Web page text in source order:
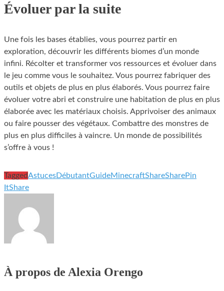
Évoluer par la suite
Une fois les bases établies, vous pourrez partir en
exploration, découvrir les différents biomes d’un monde
infini. Récolter et transformer vos ressources et évoluer dans
le jeu comme vous le souhaitez. Vous pourrez fabriquer des
outils et objets de plus en plus élaborés. Vous pourrez faire
évoluer votre abri et construire une habitation de plus en plus
élaborée avec les matériaux choisis. Apprivoiser des animaux
ou faire pousser des végétaux. Combattre des monstres de
plus en plus difficiles à vaincre. Un monde de possibilités
s’offre à vous !
TaggedAstucesDébutantGuideMinecraftShareSharePin
ItShare
À propos de Alexia Orengo